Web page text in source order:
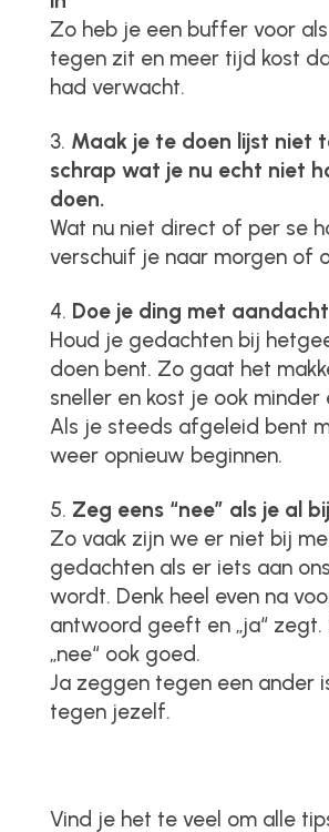
Zo heb je een buffer voor
tegen zit en meer tijd kost
had verwacht.
Maak je te doen lijst niet
schrap wat je nu echt niet
doen.
Wat nu niet direct of per se
verschuif je naar morgen of
Doe je ding met aandacht
Houd je gedachten bij
doen bent. Zo gaat het
sneller en kost je ook minder
Als je steeds afgeleid bent
weer opnieuw beginnen.
Zeg eens “nee” als je al
Zo vaak zijn we er niet bij
gedachten als er iets aan
wordt. Denk heel even na
antwoord geeft en „ja“ zegt.
„nee“ ook goed.
Ja zeggen tegen een ander
tegen jezelf.
Vind je het te veel om alle